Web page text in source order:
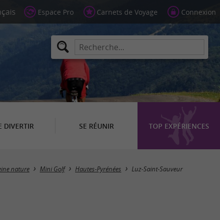
Espace Pro Carnets de Voyage Connexion
DIVERTIR SE RÉUNIR TOP EXPÉRIENCES
Masquer la carte
nature Mini Golf Hautes-Pyrénées Luz-Saint-Sauveur